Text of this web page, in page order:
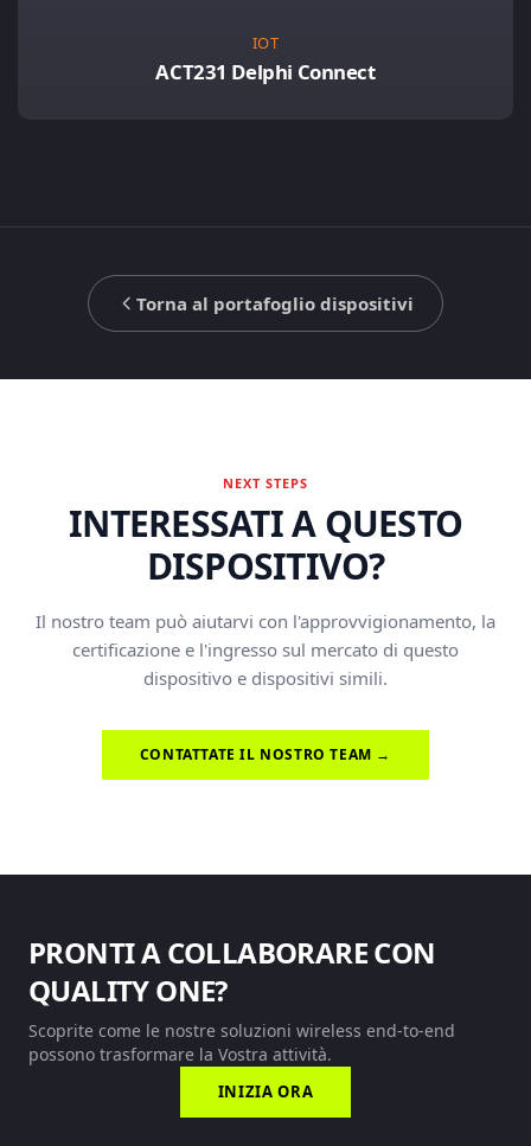
IOT
ACT231 Delphi Connect
Torna al portafoglio dispositivi
NEXT STEPS
INTERESSATI A QUESTO
DISPOSITIVO?
Il nostro team può aiutarvi con l'approvvigionamento, la
certificazione e l'ingresso sul mercato di questo
dispositivo e dispositivi simili.
CONTATTATE IL NOSTRO TEAM →
PRONTI A COLLABORARE CON
QUALITY ONE?
Scoprite come le nostre soluzioni wireless end-to-end
possono trasformare la Vostra attività.
INIZIA ORA